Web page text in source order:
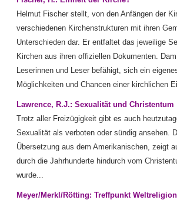
Helmut Fischer stellt, von den Anfängen der
verschiedenen Kirchenstrukturen mit ihren
Unterschieden dar. Er entfaltet das jeweilige
Kirchen aus ihren offiziellen Dokumenten.
Leserinnen und Leser befähigt, sich ein
Möglichkeiten und Chancen einer kirchlichen
Lawrence, R.J.: Sexualität und Christentum
Trotz aller Freizügigkeit gibt es auch
Sexualität als verboten oder sündig ansehen.
Übersetzung aus dem Amerikanischen, zeigt
durch die Jahrhunderte hindurch vom
wurde...
Meyer/Merkl/Rötting: Treffpunkt Weltreligion